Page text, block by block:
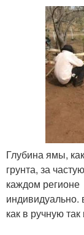
Глубина ямы,
грунта, за
каждом регионе
как в ручную